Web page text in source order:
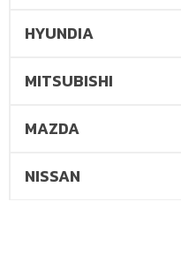
HYUNDIA
MITSUBISHI
MAZDA
NISSAN